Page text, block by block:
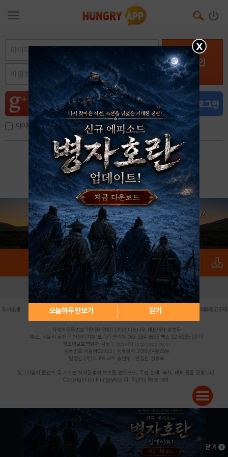
로그인
아이디, 이메일 저장
아이디 / 비밀번호 찾기 회원가입
X
오늘하루 안보기 닫기
로그인 PC버전 전체앱
회사소개 | 개인정보 처리방침 불법촬영물 신고센터 제휴광고문의
사업자등록번호:119-86-61101 (주)스마트나우 대표이사:송현두
주소: 서울시 금천구 가산디지털1로 171 연락처:063-284-8635 팩스:02-6265-0377
청소년보호책임자:김동욱 desk@hungryapp.co.kr
등록번호:서울아02322 | 등록일자:2016년4월25일
발행인:(주)스마트나우 송현두 | 편집인:김동욱
헝그리앱의 콘텐츠 및 기사는 저작권법의 보호를 받으므로, 무단 전재, 복사, 배포 등을 금합니다.
Copyright (c) HungryApp All Rights Reserved.